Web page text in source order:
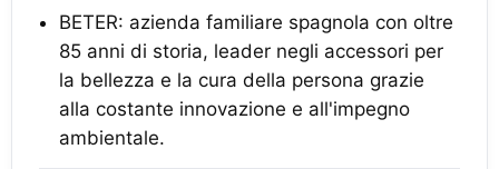
BETER: azienda familiare spagnola con oltre
85 anni di storia, leader negli accessori per
la bellezza e la cura della persona grazie
alla costante innovazione e all'impegno
ambientale.